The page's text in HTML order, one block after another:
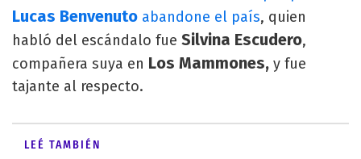
Lucas Benvenuto abandone el país, quien
habló del escándalo fue Silvina Escudero,
compañera suya en Los Mammones, y fue
tajante al respecto.
LEÉ TAMBIÉN